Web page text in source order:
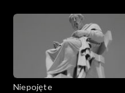
Niepojęte